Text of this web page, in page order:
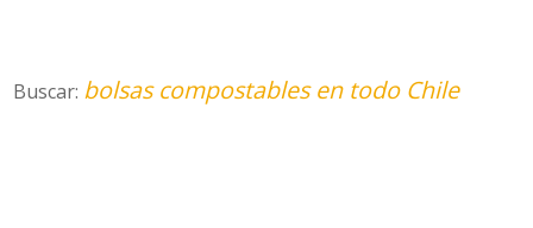
Buscar: bolsas compostables en todo Chile